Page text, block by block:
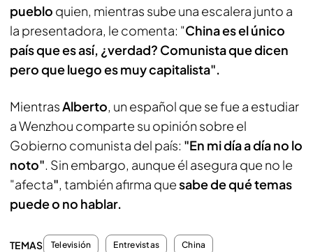
pueblo quien, mientras sube una escalera junto a
la presentadora, le comenta: "China es el único
país que es así, ¿verdad? Comunista que dicen
pero que luego es muy capitalista".
MientrasAlberto, un español que se fue a estudiar
a Wenzhou comparte su opinión sobre el
Gobierno comunista del país: "En mi día a día no lo
noto". Sin embargo, aunque él asegura que no le
"afecta", también afirma quesabe de qué temas
puede o no hablar.
TEMAS Televisión Entrevistas China